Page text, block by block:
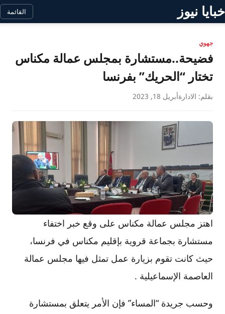
خبايا نيوز القائمة
جهوي
فضيحة..مستشارة بمجلس عمالة مكناس
تختار “الحريك” بفرنسا
بقلم: الادارةأبريل 18, 2023
اهتز مجلس عمالة مكناس على وقع خبر اختفاء
مستشارة بجماعة قروية بإقليم مكناس في فرنسا،
حيث كانت تقوم بزيارة عمل تمثل فيها مجلس عمالة
العاصمة الإسماعيلية .
وحسب جريدة “المساء” فإن الأمر يتعلق بمستشارة